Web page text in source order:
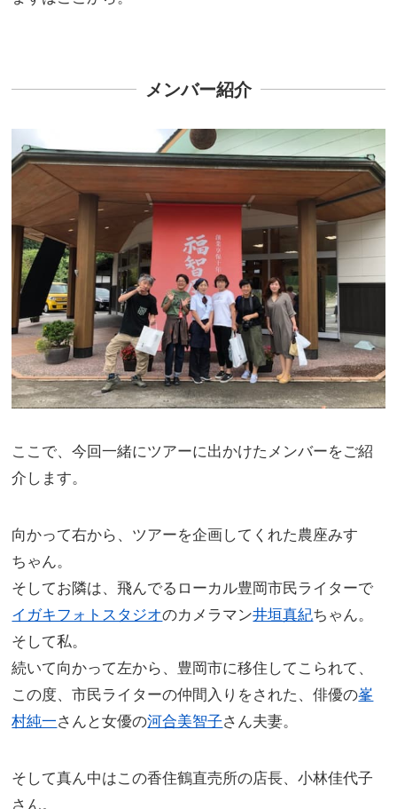
メンバー紹介
ここで、今回一緒にツアーに出かけたメンバーをご紹
介します。
向かって右から、ツアーを企画してくれた農座みすゞ
ちゃん。
そしてお隣は、飛んでるローカル豊岡市民ライターで
イガキフォトスタジオのカメラマン井垣真紀ちゃん。
そして私。
続いて向かって左から、豊岡市に移住してこられて、
この度、市民ライターの仲間入りをされた、俳優の峯
村純一さんと女優の河合美智子さん夫妻。
そして真ん中はこの香住鶴直売所の店長、小林佳代子
さん。